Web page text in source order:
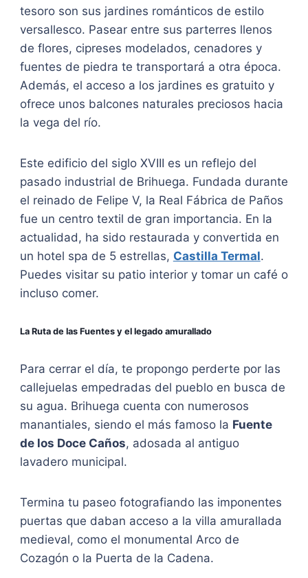
tesoro son sus jardines románticos de estilo
versallesco. Pasear entre sus parterres llenos
de flores, cipreses modelados, cenadores y
fuentes de piedra te transportará a otra época.
Además, el acceso a los jardines es gratuito y
ofrece unos balcones naturales preciosos hacia
la vega del río.
Este edificio del siglo XVIII es un reflejo del
pasado industrial de Brihuega. Fundada durante
el reinado de Felipe V, la Real Fábrica de Paños
fue un centro textil de gran importancia. En la
actualidad, ha sido restaurada y convertida en
un hotel spa de 5 estrellas, Castilla Termal.
Puedes visitar su patio interior y tomar un café o
incluso comer.
La Ruta de las Fuentes y el legado amurallado
Para cerrar el día, te propongo perderte por las
callejuelas empedradas del pueblo en busca de
su agua. Brihuega cuenta con numerosos
manantiales, siendo el más famoso la Fuente
de los Doce Caños, adosada al antiguo
lavadero municipal.
Termina tu paseo fotografiando las imponentes
puertas que daban acceso a la villa amurallada
medieval, como el monumental Arco de
Cozagón o la Puerta de la Cadena.